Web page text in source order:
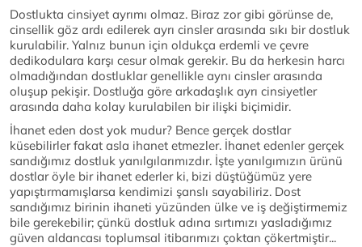
Dostlukta cinsiyet ayrımı olmaz. Biraz zor gibi görünse de,
cinsellik göz ardı edilerek ayrı cinsler arasında sıkı bir dostluk
kurulabilir. Yalnız bunun için oldukça erdemli ve çevre
dedikodulara karşı cesur olmak gerekir. Bu da herkesin harcı
olmadığından dostluklar genellikle aynı cinsler arasında
oluşup pekişir. Dostluğa göre arkadaşlık ayrı cinsiyetler
arasında daha kolay kurulabilen bir ilişki biçimidir.
İhanet eden dost yok mudur? Bence gerçek dostlar
küsebilirler fakat asla ihanet etmezler. İhanet edenler gerçek
sandığımız dostluk yanılgılarımızdır. İşte yanılgımızın ürünü
dostlar öyle bir ihanet ederler ki, bizi düştüğümüz yere
yapıştırmamışlarsa kendimizi şanslı sayabiliriz. Dost
sandığımız birinin ihaneti yüzünden ülke ve iş değiştirmemiz
bile gerekebilir; çünkü dostluk adına sırtımızı yasladığımız
güven aldancası toplumsal itibarımızı çoktan çökertmiştir...